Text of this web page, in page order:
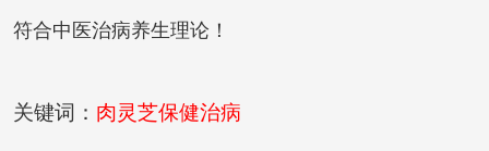
符合中医治病养生理论！
关键词： 肉灵芝保健治病